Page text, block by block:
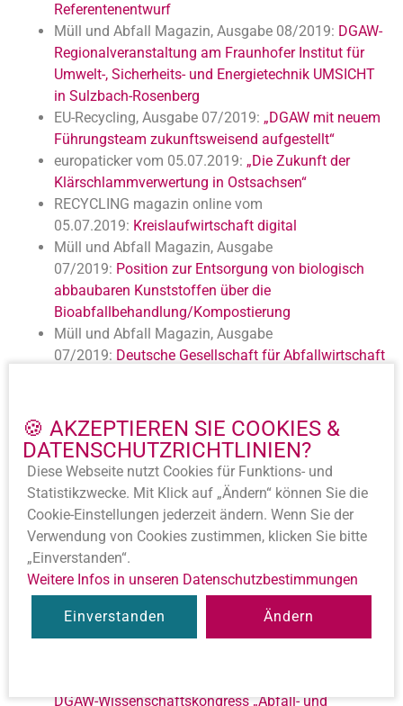
🍪 AKZEPTIEREN SIE COOKIES &
DATENSCHUTZ­RICHTLINIEN?
Diese Webseite nutzt Cookies für Funktions- und
Statistik­zwecke. Mit Klick auf „Ändern“ können Sie die
Cookie-Ein­stellungen jederzeit ändern. Wenn Sie der
Verwendung von Cookies zustimmen, klicken Sie bitte
„Einverstanden“.
Weitere Infos in unseren Datenschutz­bestimmungen
Einverstanden Ändern
Referentenentwurf
Müll und Abfall Magazin, Ausgabe 08/2019: DGAW-
Regionalveranstaltung am Fraunhofer Institut für
Umwelt-, Sicherheits- und Energietechnik UMSICHT
in Sulzbach-Rosenberg
EU-Recycling, Ausgabe 07/2019: „DGAW mit neuem
Führungsteam zukunftsweisend aufgestellt“
europaticker vom 05.07.2019: „Die Zukunft der
Klärschlammverwertung in Ostsachsen“
RECYCLING magazin online vom
05.07.2019: Kreislaufwirtschaft digital
Müll und Abfall Magazin, Ausgabe
07/2019: Position zur Entsorgung von biologisch
abbaubaren Kunststoffen über die
Bioabfallbehandlung/Kompostierung
Müll und Abfall Magazin, Ausgabe
07/2019: Deutsche Gesellschaft für Abfallwirtschaft
320° Deutschlands Online-Magazin für die
Recyclingwirtschaft vom 06.06.2019:„Die größte
Experten-NGO im Abfallbereich“
RECYCLING magazin online vom
05.06.2019:
DGAW mit neuem Führungsteam
RECYCLING magazin online vom
04.06.2019:
versorgungssicher – recyclinggerecht –
kostengünstig
Müll und Abfall Magazin, Ausgabe 04/2019:
vergibt Wissenschaftspreis für Abfall- und
DGAW-Wissenschaftskongress „Abfall- und